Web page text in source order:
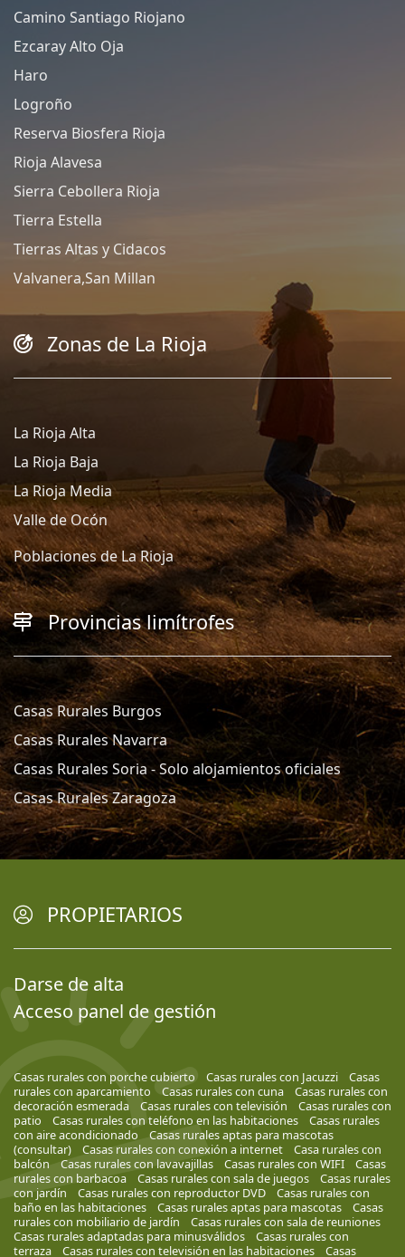
Camino Santiago Riojano
Ezcaray Alto Oja
Haro
Logroño
Reserva Biosfera Rioja
Rioja Alavesa
Sierra Cebollera Rioja
Tierra Estella
Tierras Altas y Cidacos
Valvanera,San Millan
Zonas de La Rioja
La Rioja Alta
La Rioja Baja
La Rioja Media
Valle de Ocón
Poblaciones de La Rioja
Provincias limítrofes
Casas Rurales Burgos
Casas Rurales Navarra
Casas Rurales Soria - Solo alojamientos oficiales
Casas Rurales Zaragoza
PROPIETARIOS
Darse de alta
Acceso panel de gestión
Casas rurales con porche cubierto Casas rurales con Jacuzzi
Casas
rurales con aparcamiento
Casas rurales con cuna
Casas rurales con
decoración esmerada
Casas rurales con televisión
Casas rurales con
patio
Casas rurales con teléfono en las habitaciones
Casas rurales
con aire acondicionado
Casas rurales aptas para mascotas
(consultar)
Casas rurales con conexión a internet
Casa rurales con
balcón
Casas rurales con lavavajillas Casas rurales con WIFI
Casas
rurales con barbacoa
Casas rurales con sala de juegos
Casas rurales
con jardín
Casas rurales con reproductor DVD
Casas rurales con
baño en las habitaciones
Casas rurales aptas para mascotas
Casas
rurales con mobiliario de jardín
Casas rurales con sala de reuniones
Casas rurales adaptadas para minusválidos
Casas rurales con
terraza
Casas rurales con televisión en las habitaciones Casas